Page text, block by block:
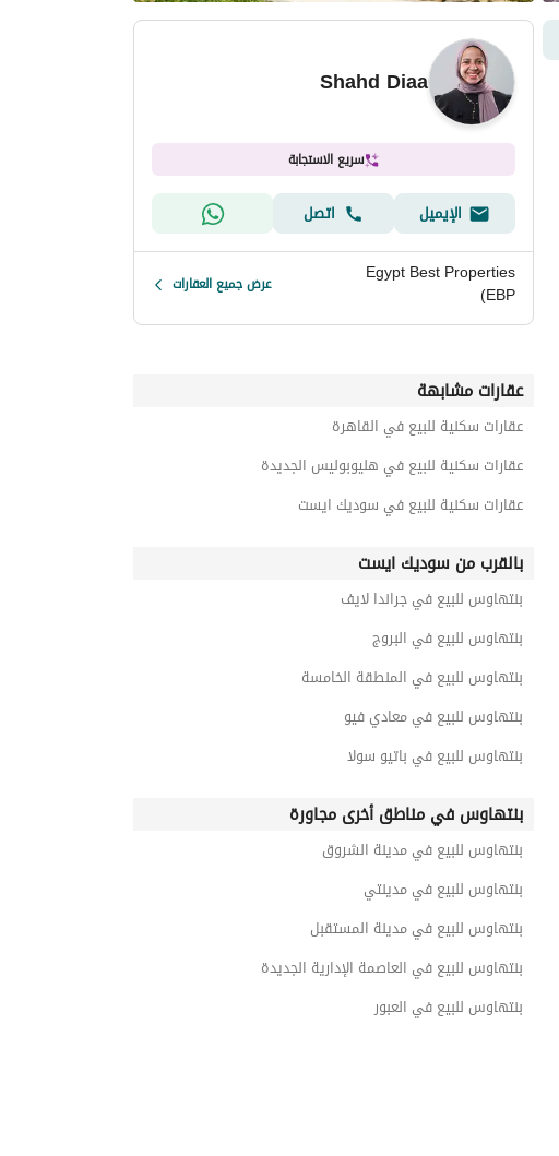
Shahd Diaa
سريع الاستجابة
الإيميل
اتصل
Egypt Best Properties
(EBP عرض جميع العقارات
عقارات مشابهة
عقارات سكنية للبيع في القاهرة
عقارات سكنية للبيع في هليوبوليس الجديدة
عقارات سكنية للبيع في سوديك ايست
بالقرب من سوديك ايست
بنتهاوس للبيع في جراندا لايف
بنتهاوس للبيع في البروج
بنتهاوس للبيع في المنطقة الخامسة
بنتهاوس للبيع في معادي فيو
بنتهاوس للبيع في باتيو سولا
بنتهاوس في مناطق أخرى مجاورة
بنتهاوس للبيع في مدينة الشروق
بنتهاوس للبيع في مدينتي
بنتهاوس للبيع في مدينة المستقبل
بنتهاوس للبيع في العاصمة الإدارية الجديدة
بنتهاوس للبيع في العبور